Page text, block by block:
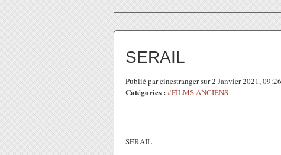
SERAIL
Publié par cinestranger sur 2 Janvier 2021,
Catégories : #FILMS ANCIENS
SERAIL